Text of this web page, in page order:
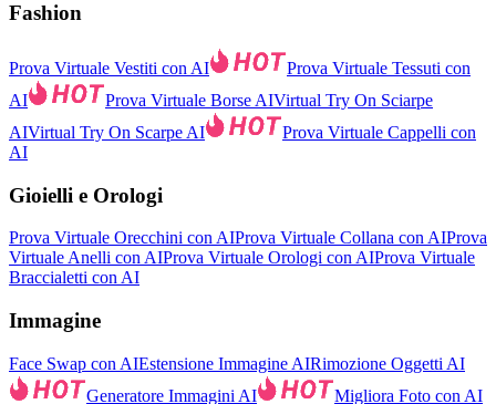
Fashion
Prova Virtuale Vestiti con AI
Prova Virtuale Tessuti con
AI
Prova Virtuale Borse AIVirtual Try On Sciarpe
AIVirtual Try On Scarpe AI
Prova Virtuale Cappelli con
AI
Gioielli e Orologi
Prova Virtuale Orecchini con AIProva Virtuale Collana con AIProva
Virtuale Anelli con AIProva Virtuale Orologi con AIProva Virtuale
Braccialetti con AI
Immagine
Face Swap con AIEstensione Immagine AIRimozione Oggetti AI
Generatore Immagini AI
Migliora Foto con AI